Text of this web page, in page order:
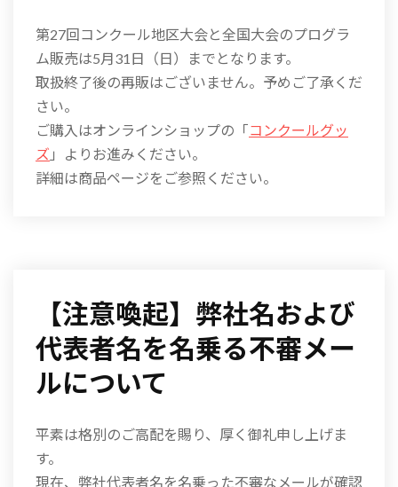
第27回コンクール地区大会と全国大会のプログラ
ム販売は5月31日（日）までとなります。
取扱終了後の再販はございません。予めご了承くだ
さい。
ご購入はオンラインショップの「コンクールグッ
ズ 」よりお進みください。
詳細は商品ページをご参照ください。
【注意喚起】弊社名および
代表者名を名乗る不審メー
ルについて
平素は格別のご高配を賜り、厚く御礼申し上げま
す。
現在、弊社代表者名を名乗った不審なメールが確認